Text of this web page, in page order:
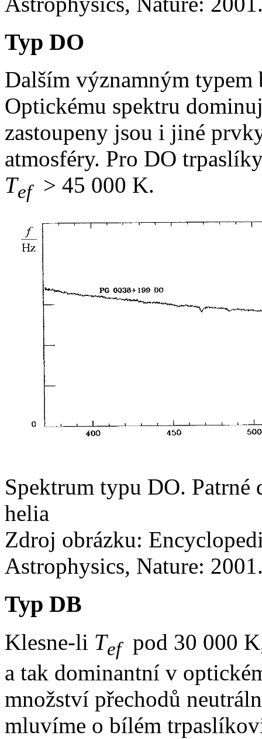
Typ DO
Dalším významným
Optickému spektru
zastoupeny jsou i jiné
atmosféry. Pro DO
Tef> 45 000 K.
Spektrum typu DO.
helia
Zdroj obrázku:
Astrophysics, Nature:
Typ DB
Klesne-li Tefpod 30 000
a tak dominantní v
množství přechodů
mluvíme o bílém